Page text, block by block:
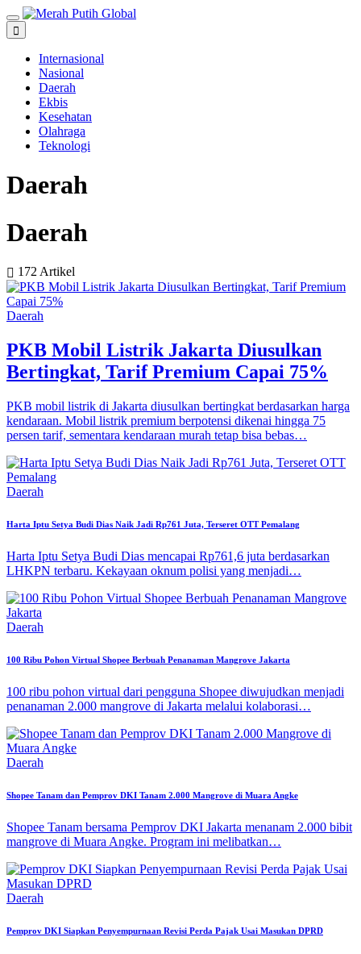
Internasional
Nasional
Daerah
Ekbis
Kesehatan
Olahraga
Teknologi
Daerah
Daerah
172 Artikel
Daerah
PKB Mobil Listrik Jakarta Diusulkan
Bertingkat, Tarif Premium Capai 75%
PKB mobil listrik di Jakarta diusulkan bertingkat berdasarkan harga
kendaraan. Mobil listrik premium berpotensi dikenai hingga 75
persen tarif, sementara kendaraan murah tetap bisa bebas…
Daerah
Harta Iptu Setya Budi Dias Naik Jadi Rp761 Juta, Terseret OTT Pemalang
Harta Iptu Setya Budi Dias mencapai Rp761,6 juta berdasarkan
LHKPN terbaru. Kekayaan oknum polisi yang menjadi…
Daerah
100 Ribu Pohon Virtual Shopee Berbuah Penanaman Mangrove Jakarta
100 ribu pohon virtual dari pengguna Shopee diwujudkan menjadi
penanaman 2.000 mangrove di Jakarta melalui kolaborasi…
Daerah
Shopee Tanam dan Pemprov DKI Tanam 2.000 Mangrove di Muara Angke
Shopee Tanam bersama Pemprov DKI Jakarta menanam 2.000 bibit
mangrove di Muara Angke. Program ini melibatkan…
Daerah
Pemprov DKI Siapkan Penyempurnaan Revisi Perda Pajak Usai Masukan DPRD